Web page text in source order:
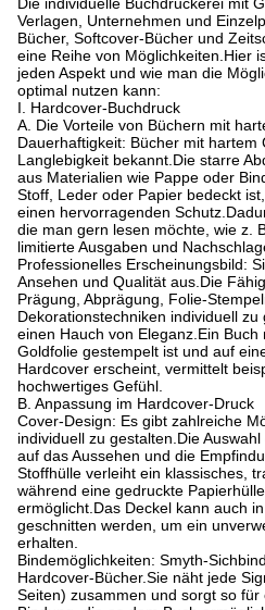
Verlagen, Unternehmen und
Bücher, Softcover-Bücher und
eine Reihe von Möglichkeiten. Hier
jeden Aspekt und wie man die
optimal nutzen kann:
I. Hardcover-Buchdruck
A. Die Vorteile von Büchern mit
Dauerhaftigkeit: Bücher mit hartem
Langlebigkeit bekannt. Die starre
aus Materialien wie Pappe oder
Stoff, Leder oder Papier bedeckt
einen hervorragenden Schutz.
die man gern lesen möchte, wie z.
limitierte Ausgaben und
Professionelles Erscheinungsbild:
Ansehen und Qualität aus. Die
Prägung, Abprägung, Folie-
Dekorationstechniken individuell
einen Hauch von Eleganz. Ein Buch
Goldfolie gestempelt ist und auf
Hardcover erscheint, vermittelt
hochwertiges Gefühl.
B. Anpassung im Hardcover-Druck
Cover-Design: Es gibt zahlreiche
individuell zu gestalten. Die
auf das Aussehen und die
Stoffhülle verleiht ein klassisches,
während eine gedruckte
ermöglicht. Das Deckel kann auch
geschnitten werden, um ein
erhalten.
Bindemöglichkeiten: Smyth-
Hardcover-Bücher.Sie näht jede
Seiten) zusammen und sorgt so